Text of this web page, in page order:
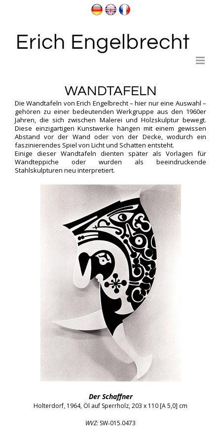
WANDTAFELN
Die Wandtafeln von Erich Engelbrecht – hier nur eine Auswahl –
gehören zu einer bedeutenden Werkgruppe aus den 1960er
Jahren, die sich zwischen Malerei und Holzskulptur bewegt.
Diese einzigartigen Kunstwerke hängen mit einem gewissen
Abstand vor der Wand oder von der Decke, wodurch ein
faszinierendes Spiel von Licht und Schatten entsteht.
Einige dieser Wandtafeln dienten später als Vorlagen für
Wandteppiche oder wurden als beeindruckende
Stahlskulpturen neu interpretiert.
Der Schaffner
Holterdorf, 1964, Öl auf Sperrholz, 203 x 110 [A 5,0] cm
WVZ: SW‑015.0473